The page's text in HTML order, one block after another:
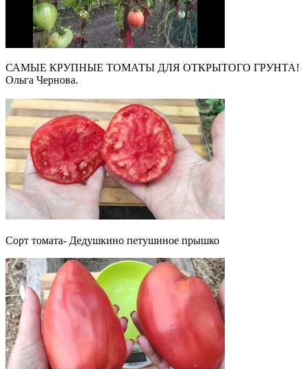
САМЫЕ КРУПНЫЕ ТОМАТЫ ДЛЯ ОТКРЫТОГО ГРУНТА!
Ольга Чернова.
Сорт томата- Дедушкино петушиное прышко